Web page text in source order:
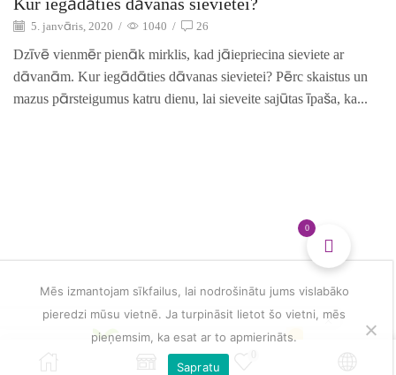
5. janvāris, 2020 / 1040 / 26
Dzīvē vienmēr pienāk mirklis, kad jāiepriecina sieviete ar
dāvanām. Kur iegādāties dāvanas sievietei? Pērc skaistus un
mazus pārsteigumus katru dienu, lai sieveite sajūtas īpaša, ka...
0
Mēs izmantojam sīkfailus, lai nodrošinātu jums vislabāko
pieredzi mūsu vietnē. Ja turpināsit lietot šo vietni, mēs
pieņemsim, ka esat ar to apmierināts.
Sapratu